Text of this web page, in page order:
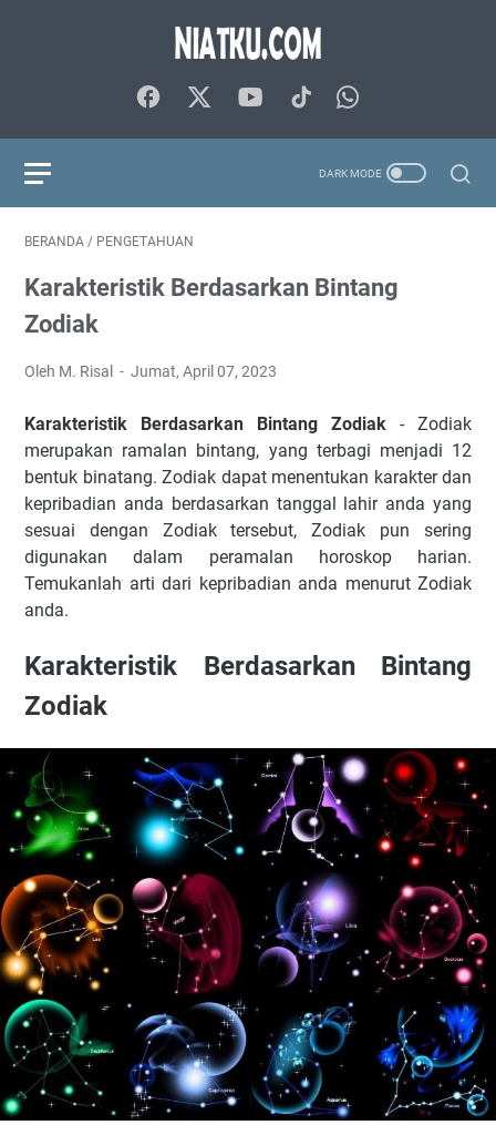
BERANDA / PENGETAHUAN
Karakteristik Berdasarkan Bintang
Zodiak
Oleh M. Risal Jumat, April 07, 2023
Karakteristik Berdasarkan Bintang Zodiak - Zodiak
merupakan ramalan bintang, yang terbagi menjadi 12
bentuk binatang. Zodiak dapat menentukan karakter dan
kepribadian anda berdasarkan tanggal lahir anda yang
sesuai dengan Zodiak tersebut, Zodiak pun sering
digunakan dalam peramalan horoskop harian.
Temukanlah arti dari kepribadian anda menurut Zodiak
anda.
Karakteristik Berdasarkan Bintang
Zodiak